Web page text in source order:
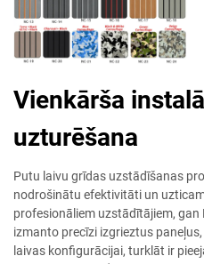
Vienkārša
uzturēšana
Putu laivu grīdas uzstādīšanas
nodrošinātu efektivitāti un
profesionāliem uzstādītājiem, gan
izmanto precīzi izgrieztus
laivas konfigurācijai, turklāt ir